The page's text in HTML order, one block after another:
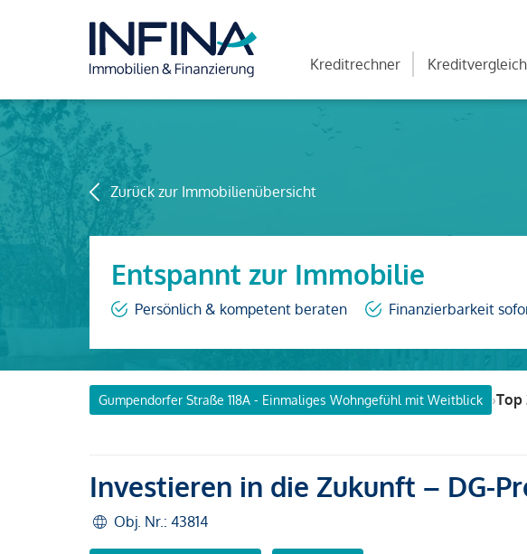
Kreditrechner Kreditvergleich
Zurück zur Immobilienübersicht
Entspannt zur Immobilie
Persönlich & kompetent beraten Finanzierbarkeit
Gumpendorfer Straße 118A - Einmaliges Wohngefühl mit Weitblick ›Top
Investieren in die Zukunft – DG-
Obj. Nr.: 43814